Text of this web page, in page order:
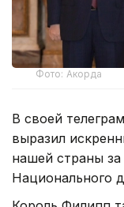
Фото: Акорда
В своей
выразил
нашей страны
Национального